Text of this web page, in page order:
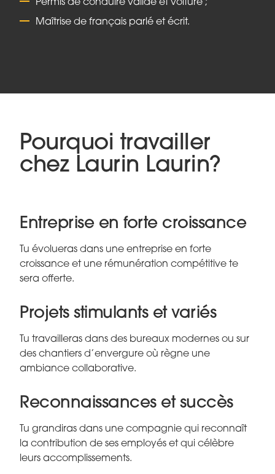
Permis de conduire valide et voiture ;
Maîtrise de français parlé et écrit.
Pourquoi travailler
chez Laurin Laurin?
Entreprise en forte croissance
Tu évolueras dans une entreprise en forte
croissance et une rémunération compétitive te
sera offerte.
Projets stimulants et variés
Tu travailleras dans des bureaux modernes ou sur
des chantiers d’envergure où règne une
ambiance collaborative.
Reconnaissances et succès
Tu grandiras dans une compagnie qui reconnaît
la contribution de ses employés et qui célèbre
leurs accomplissements.